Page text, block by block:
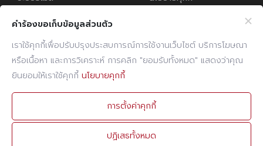
ติดต่อเรา
02 960 1380-9
แฟกซ์
02 960 1394
คำร้องขอเก็บข้อมูลส่วนตัว
เราใช้คุกกี้เพื่อปรับปรุงประสบการณ์การใช้งานเว็บไซต์ บริการโฆษณา
หรือเนื้อหา และการวิเคราะห์ การคลิก "ยอมรับทั้งหมด" แสดงว่าคุณ
ยินยอมให้เราใช้คุกกี้ นโยบายคุกกี้
การตั้งค่าคุกกี้
ปฏิเสธทั้งหมด